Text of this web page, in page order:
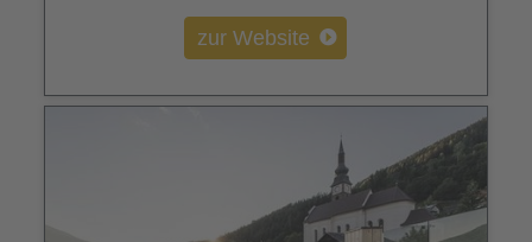
zur Website